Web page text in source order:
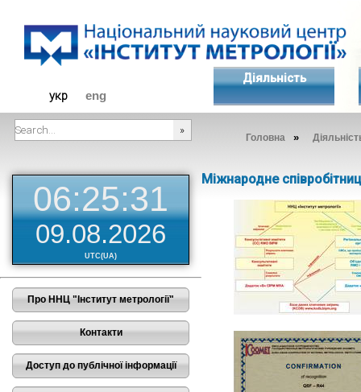
укр eng
Діяльність
Головна »
06:25:32
09.08.2026
UTC(UA)
Про ННЦ "Інститут метрології"
Контакти
Доступ до публічної інформації
Міжнародне